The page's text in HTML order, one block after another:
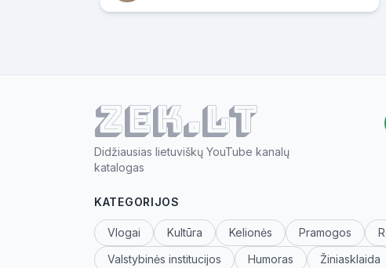
ZEK.lt
Didžiausias lietuviškų YouTube kanalų
katalogas
KATEGORIJOS
Vlogai Kultūra Kelionės Pramogos
Valstybinės institucijos
Humoras Žiniasklaida